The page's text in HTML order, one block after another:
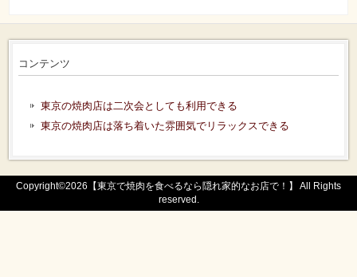
コンテンツ
東京の焼肉店は二次会としても利用できる
東京の焼肉店は落ち着いた雰囲気でリラックスできる
Copyright©2026【東京で焼肉を食べるなら隠れ家的なお店で！】 All Rights
reserved.